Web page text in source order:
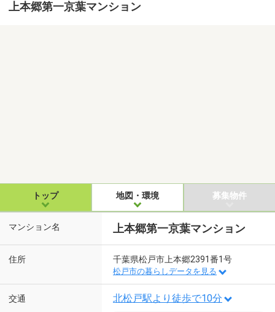
上本郷第一京葉マンション
トップ 地図・環境 募集物件
マンション名 上本郷第一京葉マンション
住所 千葉県松戸市上本郷2391番1号
松戸市の暮らしデータを見る
交通 北松戸駅より徒歩で10分